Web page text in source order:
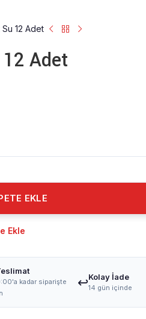
12 Adet
Adet
EKLE
Ekle
kadar siparişte
↩️Kolay İade
14 gün içinde